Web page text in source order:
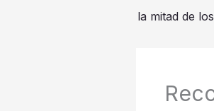
la mitad de